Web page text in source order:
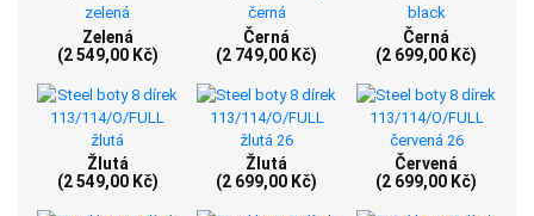
Zelená
(2 549,00 Kč)
Černá
(2 749,00 Kč)
Černá
(2 699,00 Kč)
Žlutá
(2 549,00 Kč)
Žlutá
(2 699,00 Kč)
Červená
(2 699,00 Kč)